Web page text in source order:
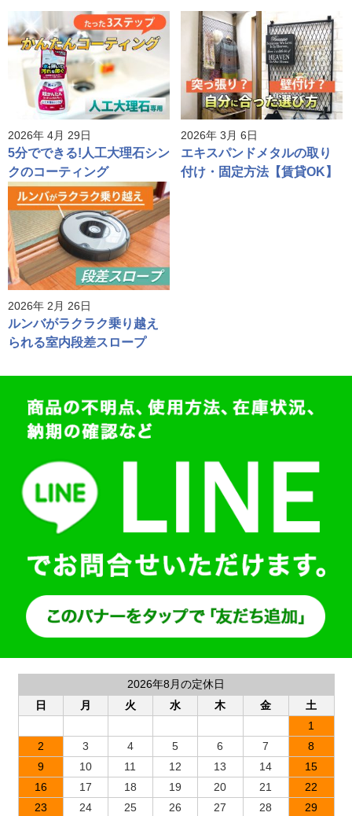
2026年 4月 29日
5分でできる!人工大理石シン
クのコーティング
2026年 3月 6日
エキスパンドメタルの取り
付け・固定方法【賃貸OK】
2026年 2月 26日
ルンバがラクラク乗り越え
られる室内段差スロープ
2026年8月の定休日
日
月 火 水 木 金
土
1
2
3 4 5 6 7
8
9
10 11 12 13 14
15
16
17 18 19 20 21
22
23
24 25 26 27 28
29